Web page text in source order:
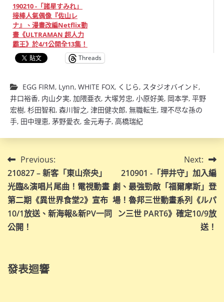
190210 -「諸星すみれ」
接棒人氣偶像『佐山レ
ナ』、漫畫改編Netflix動
畫《ULTRAMAN 超人力
霸王》於4/1公開全13集！
Threads
EGG FIRM, Lynn, WHITE FOX, くじら, スタジオバインド,
井口裕香, 内山夕実, 加隈亜衣, 大塚芳忠, 小原好美, 岡本学, 平野
宏樹, 杉田智和, 森川智之, 津田健次郎, 無職転生, 理不尽な孫の
手, 田中理恵, 茅野愛衣, 金元寿子, 高橋瑞紀
文
章
導
覽
Previous:
210827 – 新客「東山奈央」
光臨&演唱片尾曲！電視動畫
第二期《異世界食堂2》宣布
10/1放送、新海報&新PV一同
公開！
Next:
210901 -「押井守」加入編
劇、最強勁敵「福爾摩斯」登
場！魯邦三世動畫系列《ルパ
ン三世 PART6》確定10/9放
送！
發表迴響